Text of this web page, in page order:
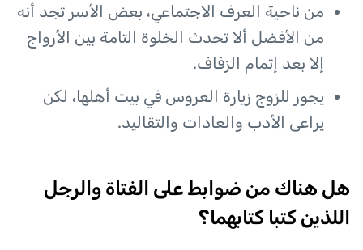
من ناحية العرف الاجتماعي، بعض الأسر تجد أنه
من الأفضل ألا تحدث الخلوة التامة بين الأزواج
إلا بعد إتمام الزفاف.
يجوز للزوج زيارة العروس في بيت أهلها، لكن
يراعى الأدب والعادات والتقاليد.
هل هناك من ضوابط على الفتاة والرجل
اللذين كتبا كتابهما؟